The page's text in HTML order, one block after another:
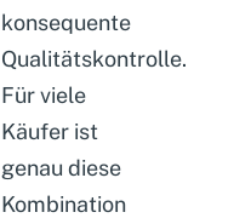
konsequente
Qualitätskontrolle.
Für viele
Käufer ist
genau diese
Kombination